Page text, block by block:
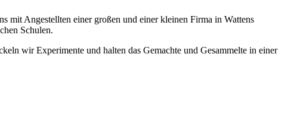
mit Angestellten einer großen und einer kleinen Firma in Wattens
Schulen.
wir Experimente und halten das Gemachte und Gesammelte in einer